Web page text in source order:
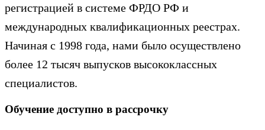
регистрацией в системе ФРДО РФ и
международных квалификационных реестрах.
Начиная с 1998 года, нами было осуществлено
более 12 тысяч выпусков высококлассных
специалистов.
Обучение доступно в рассрочку